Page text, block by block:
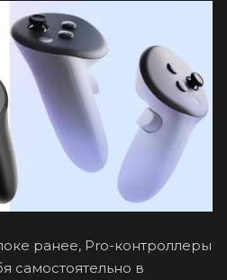
ранее, Pro-контроллеры
самостоятельно в